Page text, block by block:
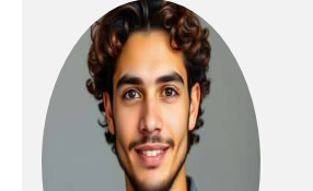
simple.
copies: 600 x
couleur.
numérisation
1200 DPI.
télécopie